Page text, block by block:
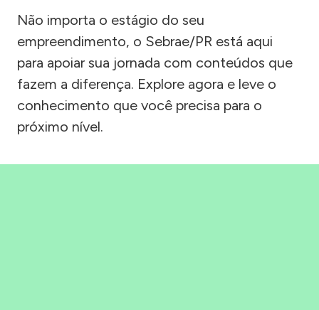
Não importa o estágio do seu
empreendimento, o Sebrae/PR está aqui
para apoiar sua jornada com conteúdos que
fazem a diferença. Explore agora e leve o
conhecimento que você precisa para o
próximo nível.